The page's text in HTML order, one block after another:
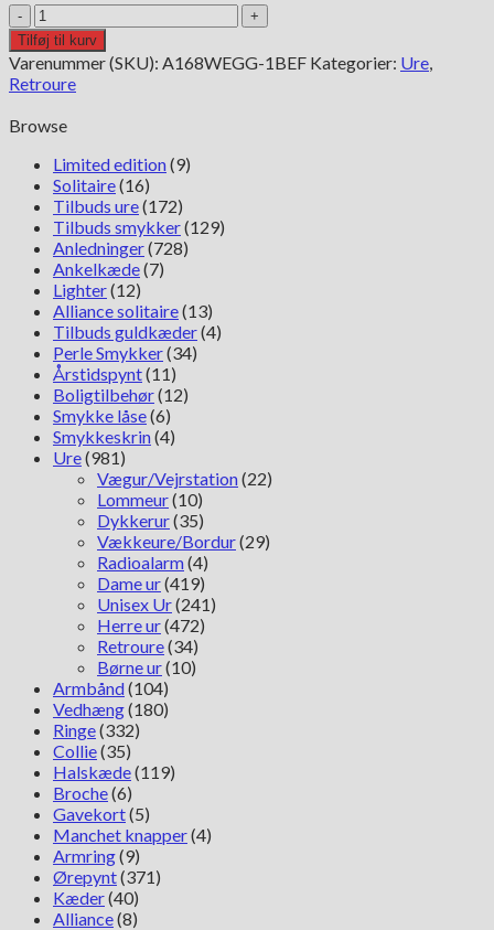
Casio
Vintage
A168WEGG-
1BEF
antal
Tilføj til kurv
Varenummer (SKU): A168WEGG-1BEF Kategorier: Ure,
Retroure
Browse
Limited edition(9)
Solitaire(16)
Tilbuds ure(172)
Tilbuds smykker(129)
Anledninger(728)
Ankelkæde(7)
Lighter(12)
Alliance solitaire(13)
Tilbuds guldkæder(4)
Perle Smykker(34)
Årstidspynt(11)
Boligtilbehør(12)
Smykke låse(6)
Smykkeskrin(4)
Ure(981)
Vægur/Vejrstation(22)
Lommeur(10)
Dykkerur(35)
Vækkeure/Bordur(29)
Radioalarm(4)
Dame ur(419)
Unisex Ur(241)
Herre ur(472)
Retroure(34)
Børne ur(10)
Armbånd(104)
Vedhæng(180)
Ringe(332)
Collie(35)
Halskæde(119)
Broche(6)
Gavekort(5)
Manchet knapper(4)
Armring(9)
Ørepynt(371)
Kæder(40)
Alliance(8)